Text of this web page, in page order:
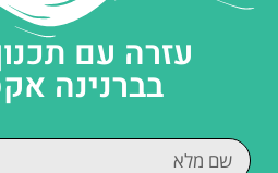
עזרה עם
בברנינה